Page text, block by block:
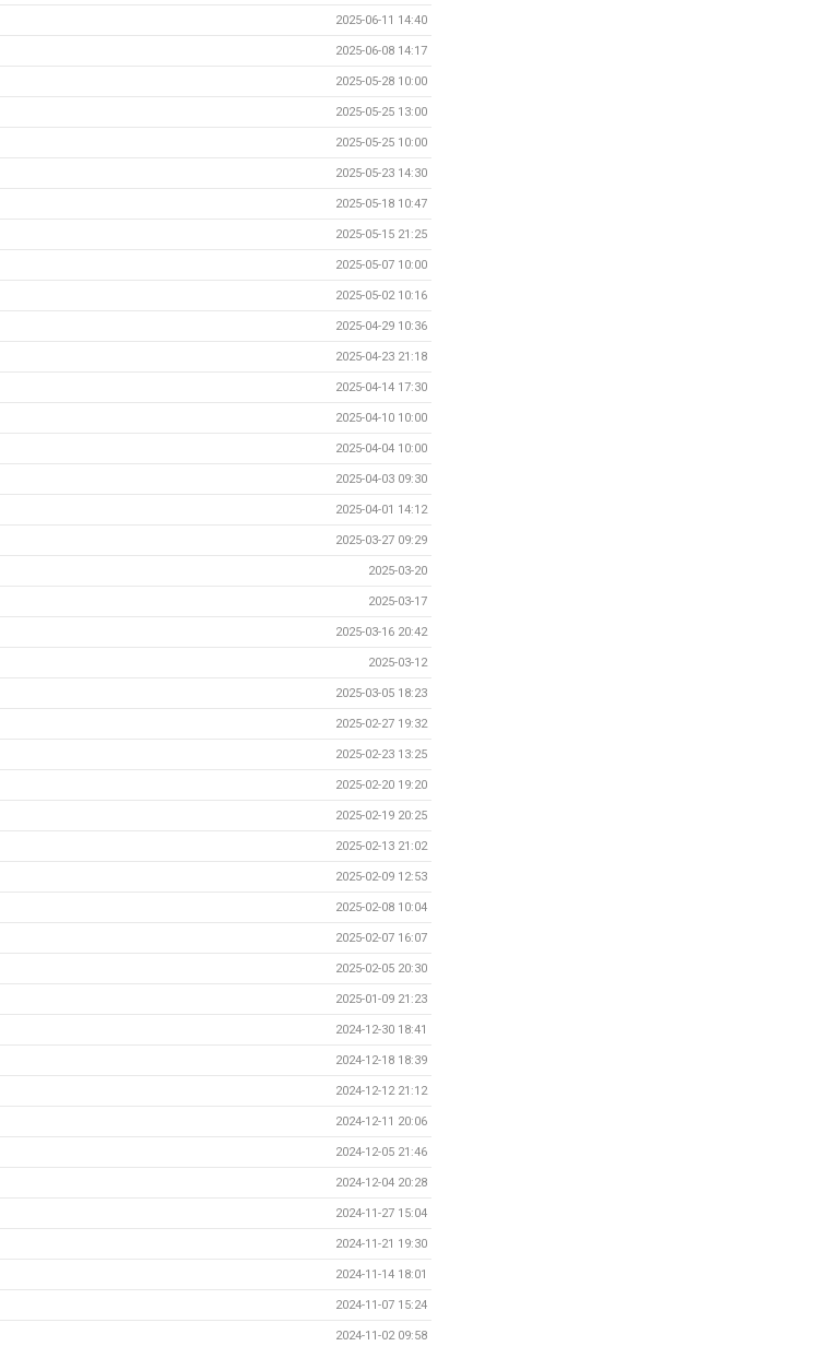
2025-06-11 14:40
2025-06-08 14:17
2025-05-28 10:00
2025-05-25 13:00
2025-05-25 10:00
2025-05-23 14:30
2025-05-18 10:47
2025-05-15 21:25
2025-05-07 10:00
2025-05-02 10:16
2025-04-29 10:36
2025-04-23 21:18
2025-04-14 17:30
2025-04-10 10:00
2025-04-04 10:00
2025-04-03 09:30
2025-04-01 14:12
2025-03-27 09:29
2025-03-20
2025-03-17
2025-03-16 20:42
2025-03-12
2025-03-05 18:23
2025-02-27 19:32
2025-02-23 13:25
2025-02-20 19:20
2025-02-19 20:25
2025-02-13 21:02
2025-02-09 12:53
2025-02-08 10:04
2025-02-07 16:07
2025-02-05 20:30
2025-01-09 21:23
2024-12-30 18:41
2024-12-18 18:39
2024-12-12 21:12
2024-12-11 20:06
2024-12-05 21:46
2024-12-04 20:28
2024-11-27 15:04
2024-11-21 19:30
2024-11-14 18:01
2024-11-07 15:24
2024-11-02 09:58